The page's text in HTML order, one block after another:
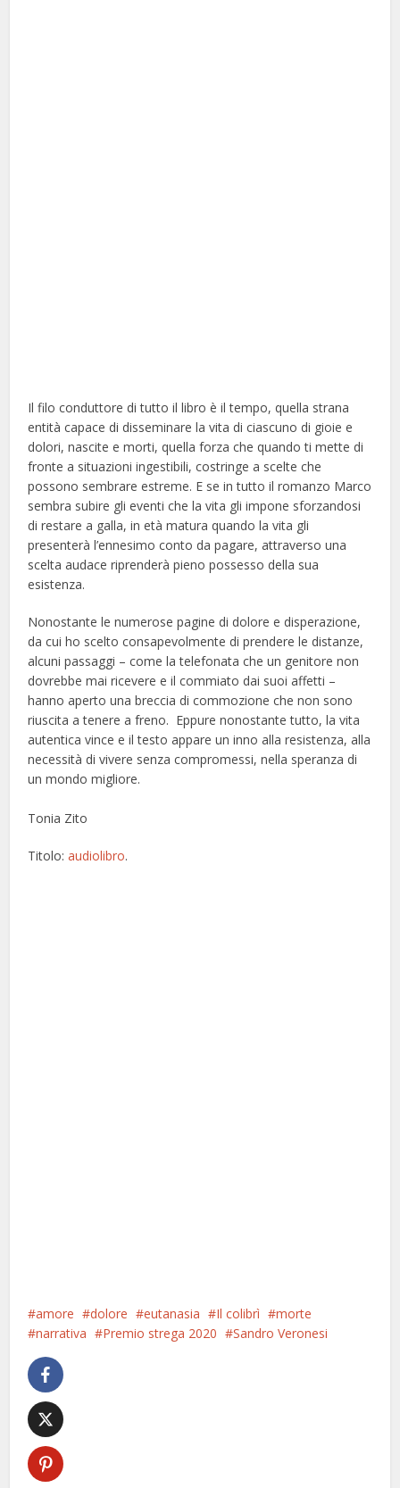
Il filo conduttore di tutto il libro è il tempo, quella strana
entità capace di disseminare la vita di ciascuno di gioie e
dolori, nascite e morti, quella forza che quando ti mette di
fronte a situazioni ingestibili, costringe a scelte che
possono sembrare estreme. E se in tutto il romanzo Marco
sembra subire gli eventi che la vita gli impone sforzandosi
di restare a galla, in età matura quando la vita gli
presenterà l’ennesimo conto da pagare, attraverso una
scelta audace riprenderà pieno possesso della sua
esistenza.
Nonostante le numerose pagine di dolore e disperazione,
da cui ho scelto consapevolmente di prendere le distanze,
alcuni passaggi – come la telefonata che un genitore non
dovrebbe mai ricevere e il commiato dai suoi affetti –
hanno aperto una breccia di commozione che non sono
riuscita a tenere a freno. Eppure nonostante tutto, la vita
autentica vince e il testo appare un inno alla resistenza, alla
necessità di vivere senza compromessi, nella speranza di
un mondo migliore.
Tonia Zito
Titolo:audiolibro.
amore dolore eutanasia Il colibrì
morte
narrativa
Premio strega 2020 Sandro Veronesi